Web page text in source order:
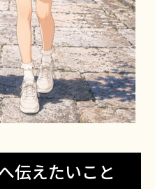
伝えたいこと